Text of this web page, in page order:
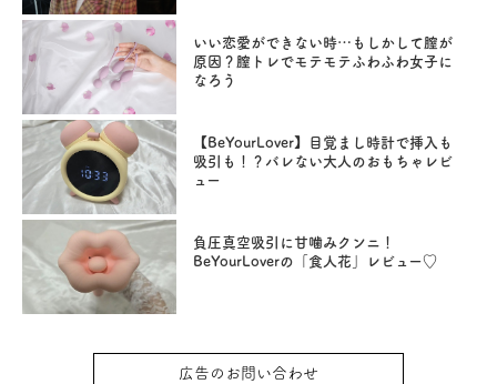
いい恋愛ができない時…もしかして膣が
原因？膣トレでモテモテふわふわ女子に
なろう
【BeYourLover】目覚まし時計で挿入も
吸引も！？バレない大人のおもちゃレビ
ュー
負圧真空吸引に甘噛みクンニ！
BeYourLoverの「食人花」レビュー♡
広告のお問い合わせ